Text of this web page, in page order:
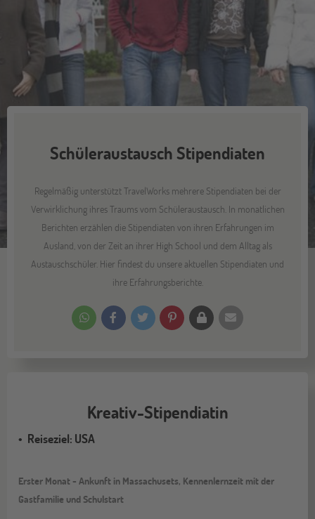
Schüleraustausch Stipendiaten
Regelmäßig unterstützt TravelWorks mehrere Stipendiaten bei der
Verwirklichung ihres Traums vom Schüleraustausch. In monatlichen
Berichten erzählen die Stipendiaten von ihren Erfahrungen im
Ausland, von der Zeit an ihrer High School und dem Alltag als
Austauschschüler. Hier findest du unsere aktuellen Stipendiaten und
ihre Erfahrungsberichte.
Kreativ-Stipendiatin
Reiseziel: USA
Erster Monat - Ankunft in Massachusets, Kennenlernzeit mit der
Gastfamilie und Schulstart